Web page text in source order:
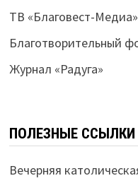
ТВ «Благовест-Медиа»
Благотворительный
Журнал «Радуга»
ПОЛЕЗНЫЕ ССЫЛКИ
Вечерняя